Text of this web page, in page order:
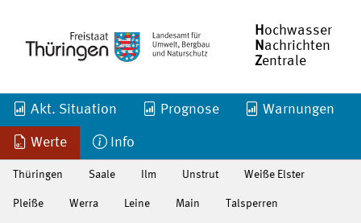
H ochwasser
N achrichten
Zentrale
Akt. Situation Prognose Warnungen
Werte Info
Thüringen Saale Ilm Unstrut Weiße Elster
Pleiße Werra Leine Main Talsperren